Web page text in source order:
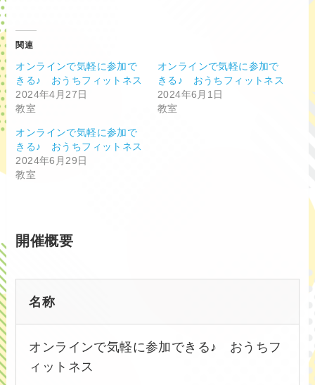
関連
オンラインで気軽に参加で
きる♪ おうちフィットネス
2024年4月27日
教室
オンラインで気軽に参加で
きる♪ おうちフィットネス
2024年6月1日
教室
オンラインで気軽に参加で
きる♪ おうちフィットネス
2024年6月29日
教室
開催概要
名称
オンラインで気軽に参加できる♪ おうちフ
ィットネス